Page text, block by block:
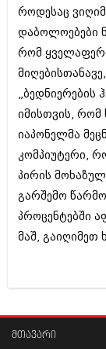
აპრილი
მარტი
ივლისი
ივნისი
აპრილი
მარტი
როდესაც
დაბოლოებები
რომ
„ბედნიერების
იმისთვის, რომ
იაპონელმა
კომპიუტერი,
პირის
გარშემო
პროცენტებში
მაშ, გაიღიმეთ
მთავარი